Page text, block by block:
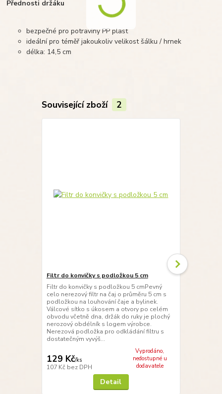
Přednosti držáku
bezpečné pro potraviny PP plast
ideální pro téměř jakoukoliv velikost šálku / hrnek
délka: 14,5 cm
Související zboží 2
Filtr do konvičky s podložkou 5 cm
Filtr do konvičky s podložkou 5 cmPevný
celo nerezový filtr na čaj o průměru 5 cm s
podložkou na louhování čaje a bylinek.
Válcové sítko s úkosem a otvory po celém
obvodu včetně dna, držák do ruky je plochý
nerozový obdélník s logem výrobce.
Nerezová podložka pro odkládání filtru s
dostatečným vyvýš...
129 Kč/ks
107 Kč bez DPH
Vyprodáno,
nedostupné u
dodavatele
Detail